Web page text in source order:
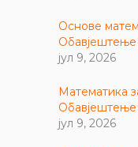
Основе
Обавјештење
јул 9, 2026
Математика
Обавјештење
јул 9, 2026